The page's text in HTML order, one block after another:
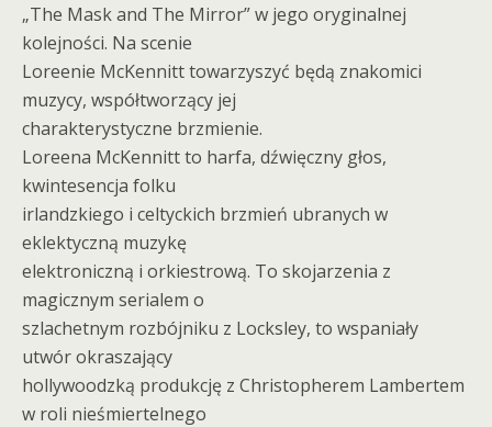
„The Mask and The Mirror” w jego oryginalnej
kolejności. Na scenie
Loreenie McKennitt towarzyszyć będą znakomici
muzycy, współtworzący jej
charakterystyczne brzmienie.
Loreena McKennitt to harfa, dźwięczny głos,
kwintesencja folku
irlandzkiego i celtyckich brzmień ubranych w
eklektyczną muzykę
elektroniczną i orkiestrową. To skojarzenia z
magicznym serialem o
szlachetnym rozbójniku z Locksley, to wspaniały
utwór okraszający
hollywoodzką produkcję z Christopherem Lambertem
w roli nieśmiertelnego